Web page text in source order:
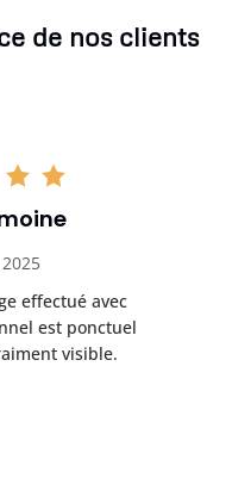
de nos clients
effectué avec
est ponctuel
visible.